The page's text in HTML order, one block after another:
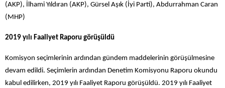
(AKP), İlhami Yıldıran (AKP), Gürsel Aşık (İyi Parti), Abdurrahman Caran
(MHP)
2019 yılı Faaliyet Raporu görüşüldü
Komisyon seçimlerinin ardından gündem maddelerinin görüşülmesine
devam edildi. Seçimlerin ardından Denetim Komisyonu Raporu okundu
kabul edilirken, 2019 yılı Faaliyet Raporu görüşüldü. 2019 yılı Faaliyet